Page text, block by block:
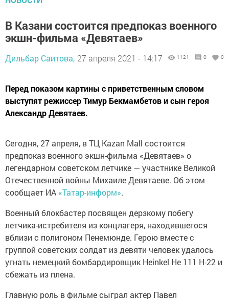
В Казани состоится предпоказ военного
экшн-фильма «Девятаев»
Дильбар Саитова, 27 апреля 2021 - 14:17 1121 0 0
Перед показом картины с приветственным словом
выступят режиссер Тимур Бекмамбетов и сын героя
Александр Девятаев.
Сегодня, 27 апреля, в ТЦ Kazan Mall состоится
предпоказ военного экшн-фильма «Девятаев» о
легендарном советском летчике — участнике Великой
Отечественной войны Михаиле Девятаеве. Об этом
сообщает ИА «Татар-информ».
Военный блокбастер посвящен дерзкому побегу
летчика-истребителя из концлагеря, находившегося
вблизи с полигоном Пенемюнде. Герою вместе с
группой советских солдат из девяти человек удалось
угнать немецкий бомбардировщик Heinkel He 111 H-22 и
сбежать из плена.
Главную роль в фильме сыграл актер Павел